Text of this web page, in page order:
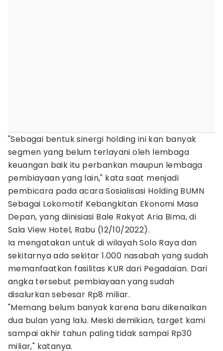
"Sebagai bentuk sinergi holding ini kan banyak
segmen yang belum terlayani oleh lembaga
keuangan baik itu perbankan maupun lembaga
pembiayaan yang lain," kata saat menjadi
pembicara pada acara Sosialisasi Holding BUMN
Sebagai Lokomotif Kebangkitan Ekonomi Masa
Depan, yang diinisiasi Bale Rakyat Aria Bima, di
Sala View Hotel, Rabu (12/10/2022).
Ia mengatakan untuk di wilayah Solo Raya dan
sekitarnya ada sekitar 1.000 nasabah yang sudah
memanfaatkan fasilitas KUR dari Pegadaian. Dari
angka tersebut pembiayaan yang sudah
disalurkan sebesar Rp8 miliar.
"Memang belum banyak karena baru dikenalkan
dua bulan yang lalu. Meski demikian, target kami
sampai akhir tahun paling tidak sampai Rp30
miliar," katanya.